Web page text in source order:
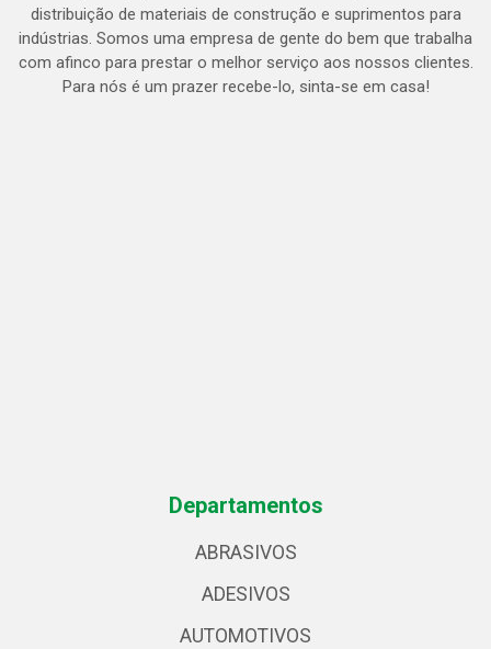
distribuição de materiais de construção e suprimentos para
indústrias. Somos uma empresa de gente do bem que trabalha
com afinco para prestar o melhor serviço aos nossos clientes.
Para nós é um prazer recebe-lo, sinta-se em casa!
Departamentos
ABRASIVOS
ADESIVOS
AUTOMOTIVOS